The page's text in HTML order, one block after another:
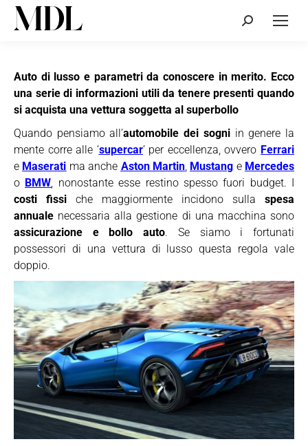
Cerca:
Auto di lusso e parametri da conoscere in merito. Ecco
una serie di informazioni utili da tenere presenti quando
si acquista una vettura soggetta al superbollo
Quando pensiamo all’automobile dei sogni in genere la
mente corre alle ‘supercar’ per eccellenza, ovvero Ferrari
e Maserati ma anche Aston Martin, Mustang e Mercedes
o BMW, nonostante esse restino spesso fuori budget. I
costi fissi che maggiormente incidono sulla spesa
annuale necessaria alla gestione di una macchina sono
assicurazione e bollo auto. Se siamo i fortunati
possessori di una vettura di lusso questa regola vale
doppio.